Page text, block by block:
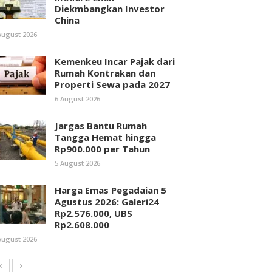
Diekmbangkan Investor
China
2026
Kemenkeu Incar Pajak dari
Rumah Kontrakan dan
Properti Sewa pada 2027
6 August 2026
Jargas Bantu Rumah
Tangga Hemat hingga
Rp900.000 per Tahun
5 August 2026
Harga Emas Pegadaian 5
Agustus 2026: Galeri24
Rp2.576.000, UBS
Rp2.608.000
2026